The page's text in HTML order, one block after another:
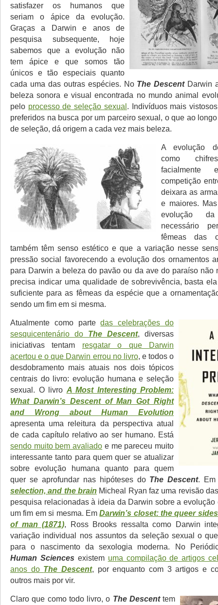
satisfazer os humanos que
seriam o ápice da evolução.
Graças a Darwin e anos de
pesquisa subsequente, hoje
sabemos que a evolução não
tem ápice e que somos tão
únicos e tão especiais quanto
cada uma das outras espécies. No The DescentDarwin
beleza sonora e visual encontrada no mundo animal
pelo processo de seleção sexual. Indivíduos mais
preferidos na busca por um parceiro sexual, o que ao
de seleção, dá origem a cada vez mais beleza.
A evolução
como
facialmente
competição
deixara as
e maiores.
evolução
necessário
fêmeas das
também têm senso estético e que a variação nesse
pressão social favorecendo a evolução dos ornamentos
para Darwin a beleza do pavão ou da ave do paraíso não
precisa indicar uma qualidade de sobrevivência, basta
suficiente para as fêmeas da espécie que a
sendo um fim em si mesma.
Atualmente como partedas celebrações do
sesquicentenário do The Descent, diversas
iniciativas tentam resgatar o que Darwin
acertou e o que Darwin errou no livro, e todos o
desdobramento mais atuais nos dois tópicos
centrais do livro: evolução humana e seleção
sexual. O livro A Most Interesting Problem:
What Darwin’s Descent of Man Got Right
and Wrong about Human Evolution
apresenta uma releitura da perspectiva atual
de cada capítulo relativo ao ser humano. Está
sendo muito bem avaliado e me pareceu muito
interessante tanto para quem quer se atualizar
sobre evolução humana quanto para quem
quer se aprofundar nas hipóteses do The Descent.
selection, and the brain Micheal Ryan faz uma revisão
pesquisa relacionadas à ideia da Darwin sobre a evolução
um fim em si mesma. EmDarwin’s closet: the queer
of man (1871), Ross Brooks ressalta como Darwin
variação individual nos assuntos da seleção sexual o
para o nascimento da sexologia moderna. No
Human Sciences existem uma compilação de artigos
anos do The Descent, por enquanto com 3 artigos e
outros mais por vir.
Claro que como todo livro, o The Descenttem